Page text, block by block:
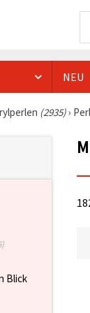
NEU
(2935)›
Blick